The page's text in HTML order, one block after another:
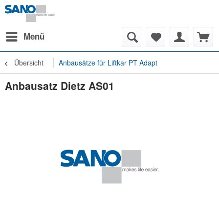
Menü
Übersicht Anbausätze für Liftkar PT Adapt
Anbausatz Dietz AS01